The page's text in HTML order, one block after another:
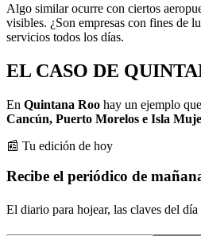
Algo similar ocurre con ciertos
visibles. ¿Son empresas con fines de
servicios todos los días.
EL CASO DE
En Quintana Roo hay un ejemplo
Cancún, Puerto Morelos e Isla
📰 Tu edición de hoy
Recibe el periódico de
El diario para hojear, las claves del